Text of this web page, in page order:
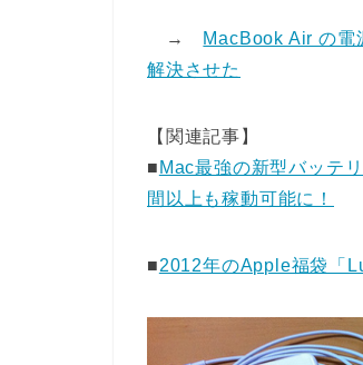
→ MacBook Air の電
解決させた
【関連記事】
■ Mac最強の新型バッテ
間以上も稼動可能に！
■2012年のApple福袋「